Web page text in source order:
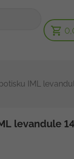
IML
levandule